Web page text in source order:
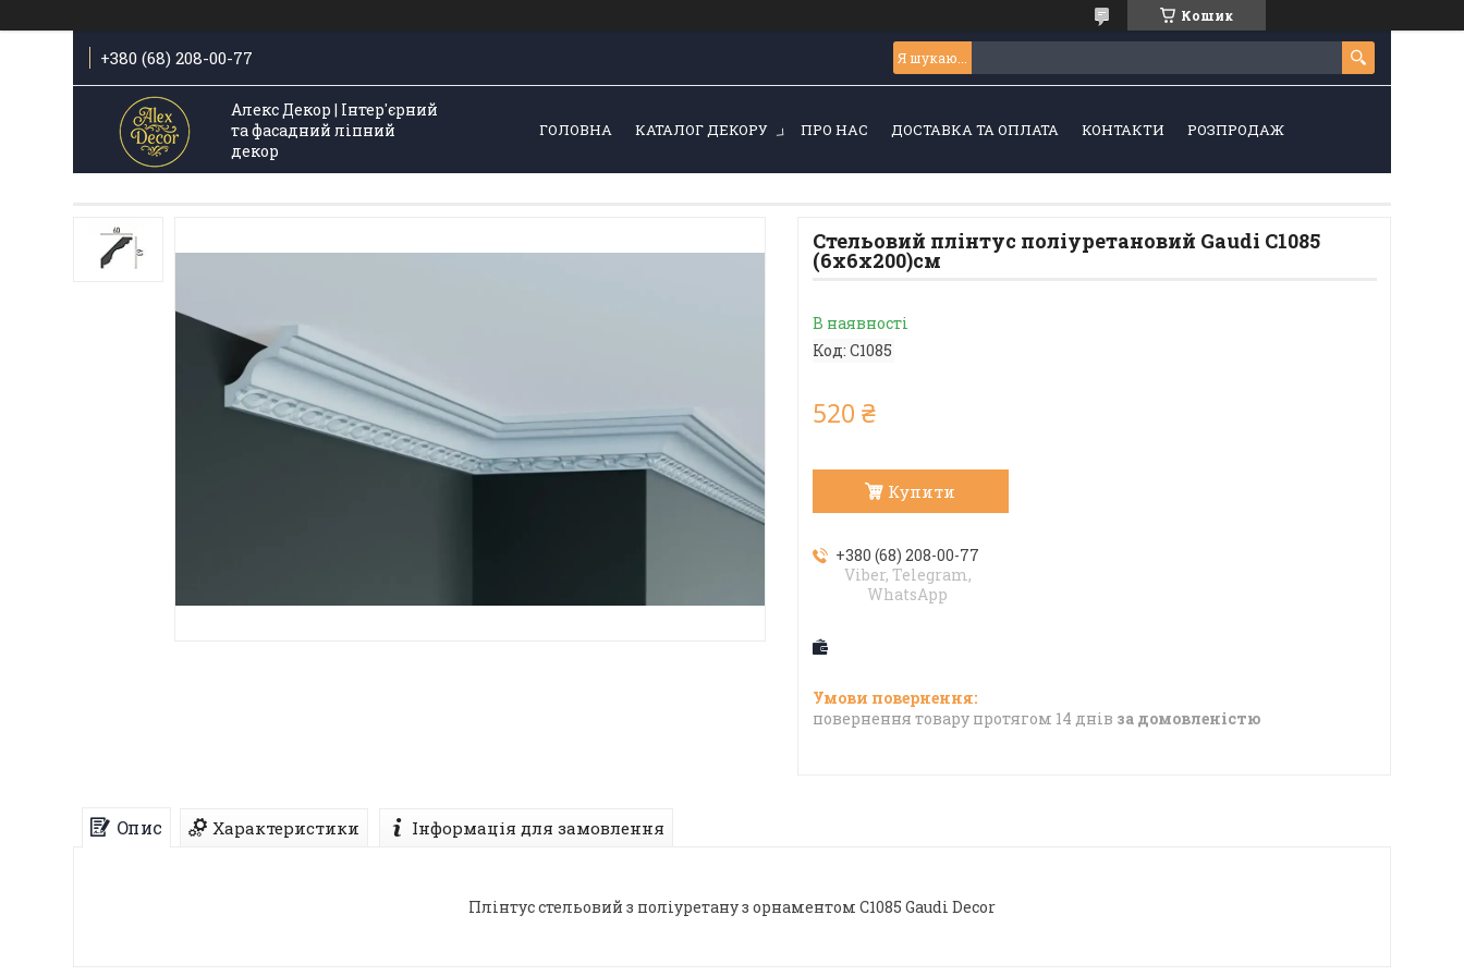
Кошик
+380 (68) 208-00-77
Алекс Декор | Інтер'єрний
та фасадний ліпний
декор
ГОЛОВНА КАТАЛОГ ДЕКОРУ ПРО НАС ДОСТАВКА ТА ОПЛАТА КОНТАКТИ РОЗПРОДАЖ
Стельовий плінтус поліуретановий Gaudi C1085
(6х6х200)см
В наявності
Код: C1085
520 ₴
Купити
+380 (68) 208-00-77
Viber, Telegram,
WhatsApp
повернення товару протягом 14 днів за домовленістю
Опис Характеристики Інформація для замовлення
Плінтус стельовий з поліуретану з орнаментом C1085 Gaudi Decor